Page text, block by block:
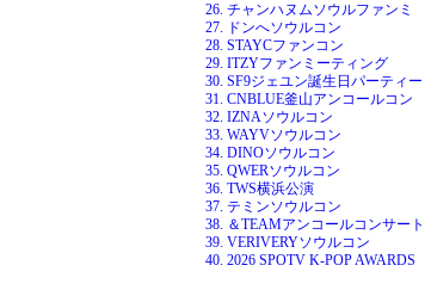
26. チャンハヌムソウルファンミ
27. ドンへソウルコン
28. STAYCファンコン
29. ITZYファンミーティング
30. SF9ジェユン誕生日パーティー
31. CNBLUE釜山アンコールコン
32. IZNAソウルコン
33. WAYVソウルコン
34. DINOソウルコン
35. QWERソウルコン
36. TWS横浜公演
37. テミンソウルコン
38. ＆TEAMアンコールコンサート
39. VERIVERYソウルコン
40. 2026 SPOTV K-POP AWARDS